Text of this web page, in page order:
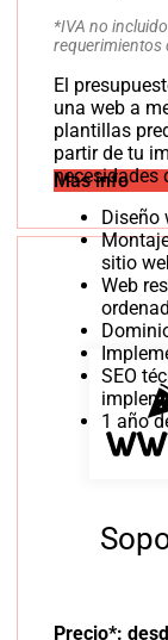
*IVA no
requerimientos
El
una web a
plantillas
partir de tu
necesidades
Diseño
sitio
Web
SEO
1 año
Más info
Precio*: